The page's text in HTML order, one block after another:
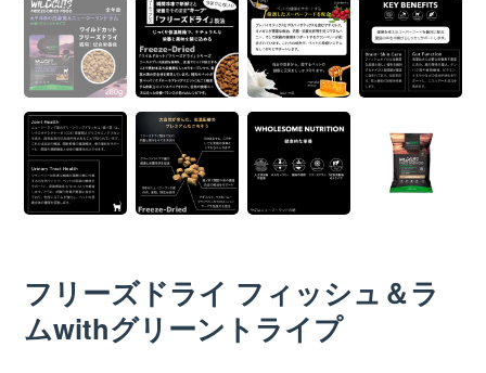
フリーズドライ フィッシュ＆ラ
ムwithグリーントライプ